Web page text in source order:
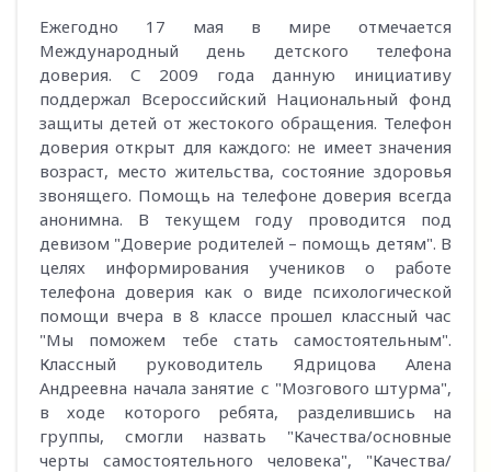
Ежегодно 17 мая в мире отмечается
Международный день детского телефона
доверия. С 2009 года данную инициативу
поддержал Всероссийский Национальный фонд
защиты детей от жестокого обращения. Телефон
доверия открыт для каждого: не имеет значения
возраст, место жительства, состояние здоровья
звонящего. Помощь на телефоне доверия всегда
анонимна. В текущем году проводится под
девизом "Доверие родителей – помощь детям". В
целях информирования учеников о работе
телефона доверия как о виде психологической
помощи вчера в 8 классе прошел классный час
"Мы поможем тебе стать самостоятельным".
Классный руководитель Ядрицова Алена
Андреевна начала занятие с "Мозгового штурма",
в ходе которого ребята, разделившись на
группы, смогли назвать "Качества/основные
черты самостоятельного человека", "Качества/